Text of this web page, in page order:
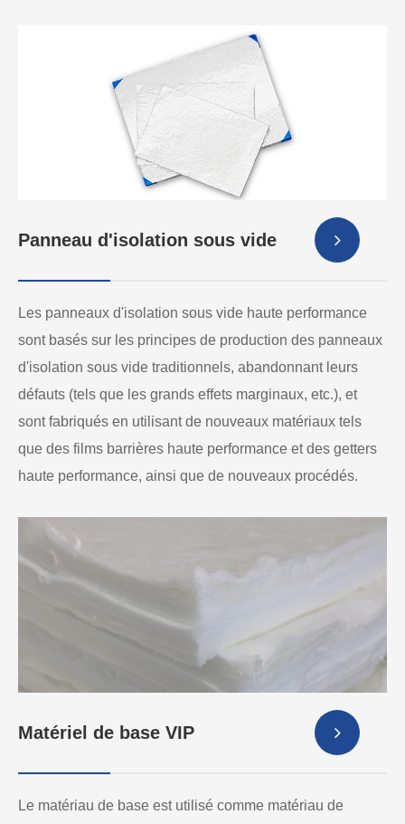
Panneau d'isolation sous vide
Les panneaux d'isolation sous vide haute performance
sont basés sur les principes de production des panneaux
d'isolation sous vide traditionnels, abandonnant leurs
défauts (tels que les grands effets marginaux, etc.), et
sont fabriqués en utilisant de nouveaux matériaux tels
que des films barrières haute performance et des getters
haute performance, ainsi que de nouveaux procédés.
Matériel de base VIP
Le matériau de base est utilisé comme matériau de